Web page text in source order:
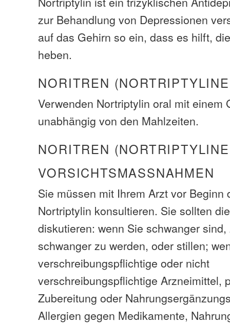
zur Behandlung von Depressionen
auf das Gehirn so ein, dass es hilft,
heben.
NORITREN
Verwenden Nortriptylin oral mit einem
unabhängig von den Mahlzeiten.
NORITREN
VORSICHTSMASSNAHMEN
Sie müssen mit Ihrem Arzt vor Beginn
Nortriptylin konsultieren. Sie sollten
diskutieren: wenn Sie schwanger
schwanger zu werden, oder stillen;
verschreibungspflichtige oder nicht
verschreibungspflichtige Arzneimittel,
Zubereitung oder
Allergien gegen Medikamente,